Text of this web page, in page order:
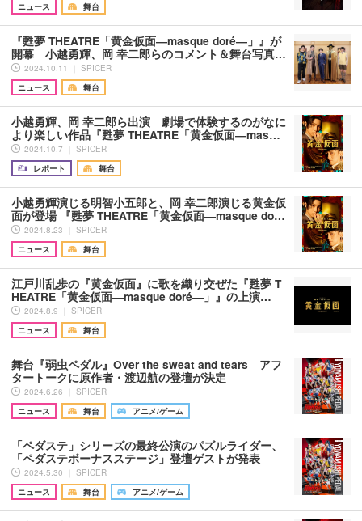
ニュース
舞台
『甦夢 THEATRE「黄金仮面―masque doré―」』が
開幕 小越勇輝、岡 幸二郎らのコメント＆舞台写真…
2024.10.11 ｜ SPICER
ニュース
舞台
小越勇輝、岡 幸二郎ら出演 劇場で体験するのがなに
より楽しい作品『甦夢 THEATRE「黄金仮面―mas…
2024.10.7 ｜ SPICER
レポート
舞台
小越勇輝演じる明智小五郎と、岡 幸二郎演じる黄金仮
面が登場 『甦夢 THEATRE「黄金仮面―masque do…
2024.8.23 ｜ SPICER
ニュース
舞台
江戸川乱歩の『黄金仮面』に歌を織り交ぜた『甦夢 T
HEATRE「黄金仮面―masque doré―」』の上演…
2024.8.9 ｜ SPICER
ニュース
舞台
舞台『弱虫ペダル』Over the sweat and tears アフ
タートークに原作者・渡辺航の登壇が決定
2024.6.26 ｜ SPICER
ニュース
舞台 アニメ/ゲーム
「ペダステ」シリーズの最終公演のパズルライダー、
「ペダステボーナスステージ」登壇ゲストが発表
2024.5.30 ｜ SPICER
ニュース
舞台 アニメ/ゲーム